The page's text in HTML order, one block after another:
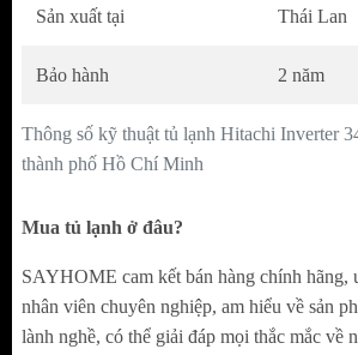
Thông số kỹ thuật tủ lạnh Hitachi Inverter
thành phố Hồ Chí Minh
Sản xuất tại Thái Lan
Bảo hành 2 năm
Mua tủ lạnh ở đâu?
SAYHOME cam kết bán hàng chính hãng,
nhân viên chuyên nghiệp, am hiểu về sản
lành nghề, có thể giải đáp mọi thắc mắc về